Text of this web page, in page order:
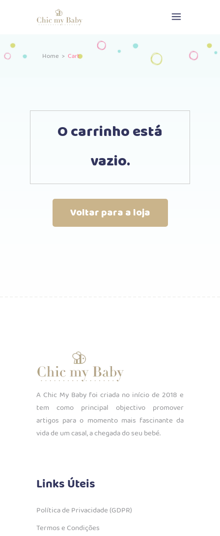
Home > Cart
O carrinho está
vazio.
Voltar para a loja
A Chic My Baby foi criada no início de 2018 e
tem como principal objectivo promover
artigos para o momento mais fascinante da
vida de um casal, a chegada do seu bebé.
Links Úteis
Política de Privacidade (GDPR)
Termos e Condições